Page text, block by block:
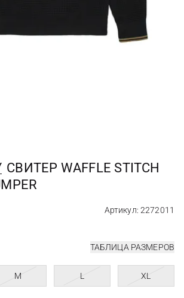
СВИТЕР WAFFLE STITCH
Артикул: 2272011
ТАБЛИЦА РАЗМЕРОВ
M L XL